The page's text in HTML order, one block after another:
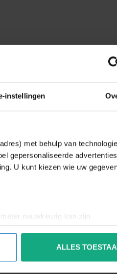
instellingen
met behulp van
gepersonaliseerde
U kunt kiezen wie uw
nauwkeurig kan zijn
(fingerprinting)
ALLES